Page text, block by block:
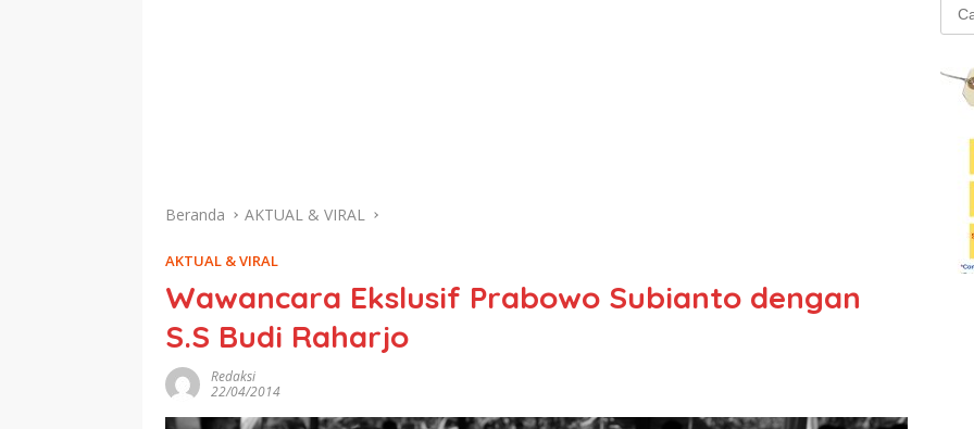
Beranda AKTUAL & VIRAL
AKTUAL & VIRAL
Wawancara Ekslusif Prabowo Subianto dengan
S.S Budi Raharjo
Redaksi
22/04/2014